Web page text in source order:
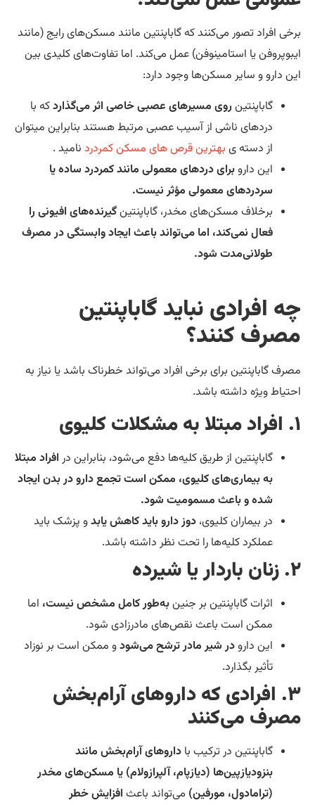
افراد تصور می‌کنند که گاباپنتین مانند مسکن‌های رایج (مانند
یا استامینوفن) عمل می‌کند. اما تفاوت‌های کلیدی بین
دارو و سایر مسکن‌ها وجود دارد:
گاباپنتینروی مسیرهای عصبی خاصی اثر می‌گذاردکه با
دردهای ناشی از آسیب عصبی مرتبط هستند بنابراین میتوان
از دسته یبهترین قرص های مسکن کمردردنامید .
این دارو برای دردهای معمولی مانند کمردرد ساده یا
سردردهای معمولی مؤثر نیست.
برخلاف مسکن‌های مخدر، گاباپنتینگیرنده‌های افیونی را
فعال نمی‌کند، اما می‌تواند باعث ایجاد وابستگی در مصرف
طولانی‌مدت شود.
افرادی نباید گاباپنتین
کنند؟
گاباپنتین برای برخی افراد می‌تواند خطرناک باشد یا نیاز به
ویژه داشته باشد.
گاباپنتین از طریق کلیه‌ها دفع می‌شود، بنابراین درافراد مبتلا
به بیماری‌های کلیوی، ممکن است تجمع دارو در بدن ایجاد
شده و باعث مسمومیت شود.
در بیماران کلیوی،دوز دارو باید کاهش یابدو پزشک باید
عملکرد کلیه‌ها را تحت نظر داشته باشد.
اثرات گاباپنتین بر جنینبه‌طور کامل مشخص نیست،اما
ممکن است باعث نقص‌های مادرزادی شود.
این دارو در شیر مادر ترشح می‌شودو ممکن است بر نوزاد
تأثیر بگذارد.
۳. افرادی که داروهای آرام‌بخش
می‌کنند
گاباپنتین در ترکیب باداروهای آرام‌بخش مانند
بنزودیازپین‌ها (دیازپام، آلپرازولام) یا مسکن‌های مخدر
(ترامادول، مورفین)می‌تواند باعثافزایش خطر